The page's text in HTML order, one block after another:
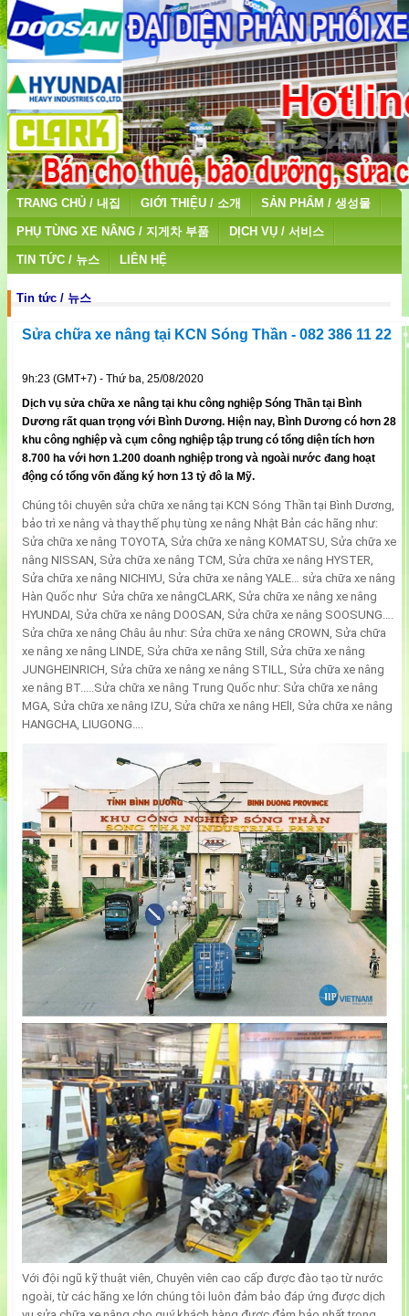
TRANG CHỦ / 내집 GIỚI THIỆU / 소개 SẢN PHẨM / 생성물
PHỤ TÙNG XE NÂNG / 지게차 부품 DỊCH VỤ / 서비스
TIN TỨC / 뉴스 LIÊN HỆ
Tin tức / 뉴스
Sửa chữa xe nâng tại KCN Sóng Thần - 082 386 11 22
9h:23 (GMT+7) - Thứ ba, 25/08/2020
Dịch vụ sửa chữa xe nâng tại khu công nghiệp Sóng Thần tại Bình
Dương rất quan trọng với Bình Dương. Hiện nay, Bình Dương có hơn 28
khu công nghiệp và cụm công nghiệp tập trung có tổng diện tích hơn
8.700 ha với hơn 1.200 doanh nghiệp trong và ngoài nước đang hoạt
động có tổng vốn đăng ký hơn 13 tỷ đô la Mỹ.
Chúng tôi chuyên sửa chữa xe nâng tại KCN Sóng Thần tại Bình Dương,
bảo trì xe nâng và thay thế phụ tùng xe nâng Nhật Bản các hãng như:
Sửa chữa xe nâng TOYOTA, Sửa chữa xe nâng KOMATSU, Sửa chữa xe
nâng NISSAN, Sửa chữa xe nâng TCM, Sửa chữa xe nâng HYSTER,
Sửa chữa xe nâng NICHIYU, Sửa chữa xe nâng YALE… sửa chữa xe nâng
Hàn Quốc như Sửa chữa xe nângCLARK, Sửa chữa xe nâng xe nâng
HYUNDAI, Sửa chữa xe nâng DOOSAN, Sửa chữa xe nâng SOOSUNG….
Sửa chữa xe nâng Châu âu như: Sửa chữa xe nâng CROWN, Sửa chữa
xe nâng xe nâng LINDE, Sửa chữa xe nâng Still, Sửa chữa xe nâng
JUNGHEINRICH, Sửa chữa xe nâng xe nâng STILL, Sửa chữa xe nâng
xe nâng BT.....Sửa chữa xe nâng Trung Quốc như: Sửa chữa xe nâng
MGA, Sửa chữa xe nâng IZU, Sửa chữa xe nâng HElI, Sửa chữa xe nâng
HANGCHA, LIUGONG….
Với đội ngũ kỹ thuật viên, Chuyên viên cao cấp được đào tạo từ nước
ngoài, từ các hãng xe lớn chúng tôi luôn đảm bảo đáp ứng được dịch